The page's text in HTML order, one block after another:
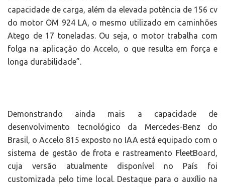
capacidade de carga, além da elevada potência de 156 cv
do motor OM 924 LA, o mesmo utilizado em caminhões
Atego de 17 toneladas. Ou seja, o motor trabalha com
folga na aplicação do Accelo, o que resulta em força e
longa durabilidade”.
Demonstrando ainda mais a capacidade de
desenvolvimento tecnológico da Mercedes-Benz do
Brasil, o Accelo 815 exposto no IAA está equipado com o
sistema de gestão de frota e rastreamento FleetBoard,
cuja versão atualmente disponível no País foi
customizada pelo time local. Destaque para o auxílio na